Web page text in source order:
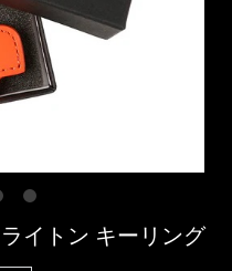
イトン キーリング